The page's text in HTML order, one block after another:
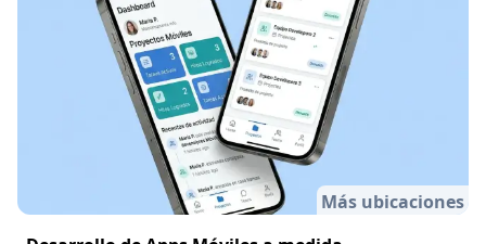
Más ubicaciones